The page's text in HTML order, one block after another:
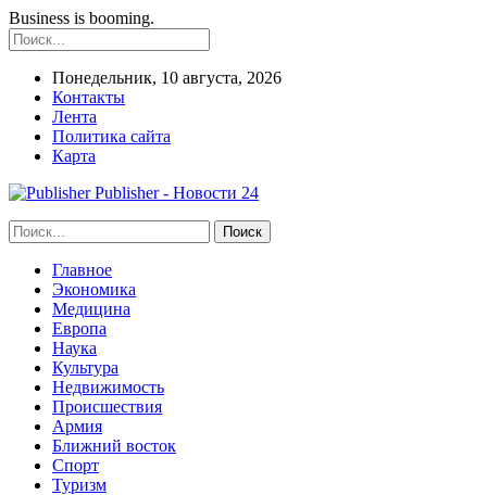
Business is booming.
Понедельник, 10 августа, 2026
Контакты
Лента
Политика сайта
Карта
Publisher - Новости 24
Главное
Экономика
Медицина
Европа
Наука
Культура
Недвижимость
Происшествия
Армия
Ближний восток
Спорт
Туризм